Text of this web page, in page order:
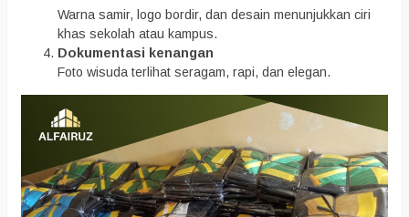
Warna samir, logo bordir, dan desain menunjukkan ciri
khas sekolah atau kampus.
Dokumentasi kenangan
Foto wisuda terlihat seragam, rapi, dan elegan.